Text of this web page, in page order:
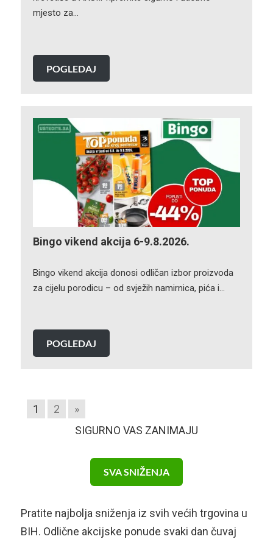
mjesto za…
POGLEDAJ
Bingo vikend akcija 6-9.8.2026.
Bingo vikend akcija donosi odličan izbor proizvoda
za cijelu porodicu – od svježih namirnica, pića i…
POGLEDAJ
1 2
»
SIGURNO VAS ZANIMAJU
SVA SNIŽENJA
Pratite najbolja sniženja iz svih većih trgovina u
BIH. Odlične akcijske ponude svaki dan čuvaj